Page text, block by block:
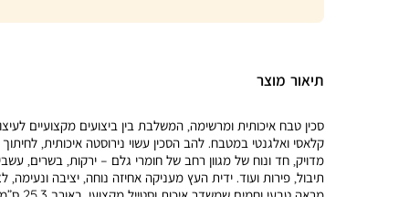
banner
תיאור מוצר
סכין טבח איכותית ומרשימה, המשלבת בין ביצועים מקצועיים
קלאסי ואלגנטי במטבח. להב הסכין עשוי נירוסטה איכותית, לחיתוך
מדויק, חד ונוח של מגוון רחב של חומרי גלם – ירקות, בשרים, עשבי
תיבול, פירות ועוד. ידית העץ מעניקה אחיזה נוחה, יציבה ונעימה,